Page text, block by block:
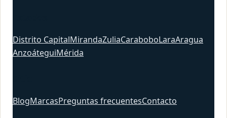
Distrito CapitalMirandaZuliaCaraboboLaraAragua
AnzoáteguiMérida
BlogMarcasPreguntas frecuentesContacto